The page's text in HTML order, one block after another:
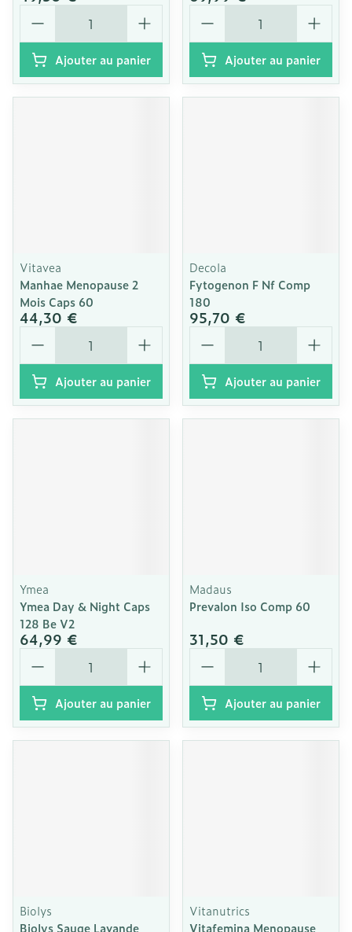
Quantité
Ajouter au panier
Quantité
Ajouter au panier
Vitavea
Manhae Menopause 2
Mois Caps 60
44,30 €
Quantité
Ajouter au panier
Decola
Fytogenon F Nf Comp
180
95,70 €
Quantité
Ajouter au panier
Ymea
Ymea Day & Night Caps
128 Be V2
64,99 €
Quantité
Ajouter au panier
Madaus
Prevalon Iso Comp 60
31,50 €
Quantité
Ajouter au panier
Biolys
Biolys Sauge Lavande
Vitanutrics
Vitafemina Menopause